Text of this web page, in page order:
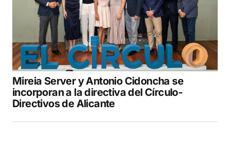
Mireia Server y Antonio Cidoncha se
incorporan a la directiva del Círculo-
Directivos de Alicante